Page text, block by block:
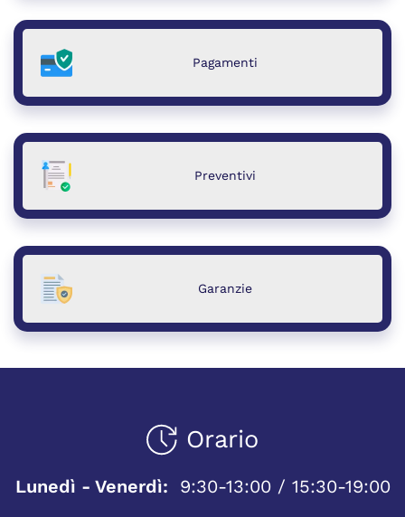
Pagamenti
Preventivi
Garanzie
Orario
Lunedì - Venerdì:
9:30-13:00 / 15:30-19:00